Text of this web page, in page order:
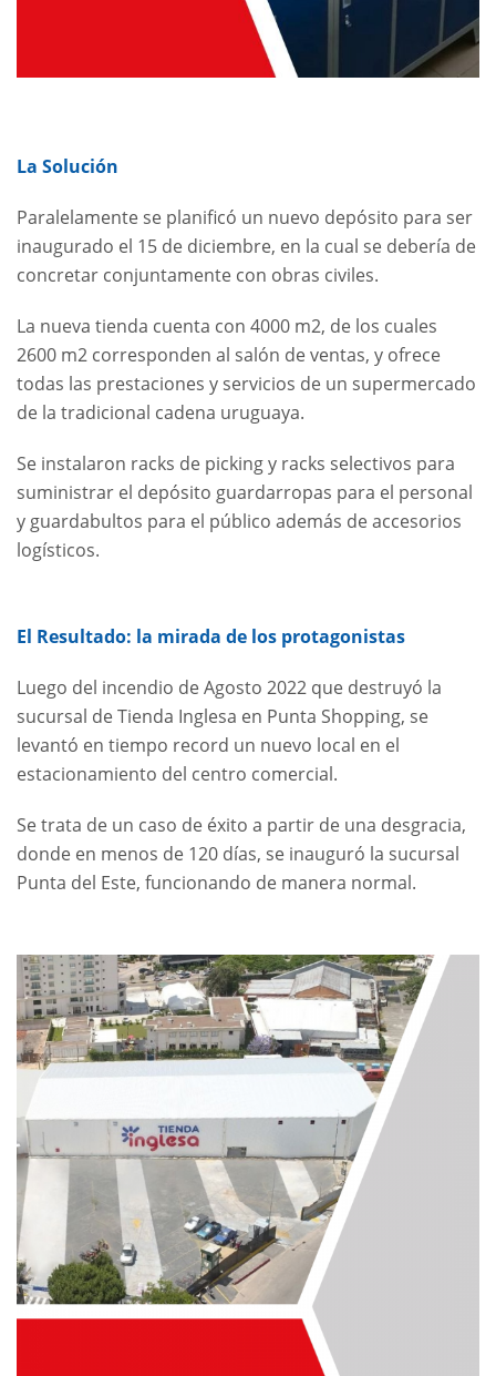
La Solución
Paralelamente se planificó un nuevo depósito para ser
inaugurado el 15 de diciembre, en la cual se debería de
concretar conjuntamente con obras civiles.
La nueva tienda cuenta con 4000 m2, de los cuales
2600 m2 corresponden al salón de ventas, y ofrece
todas las prestaciones y servicios de un supermercado
de la tradicional cadena uruguaya.
Se instalaron racks de picking y racks selectivos para
suministrar el depósito guardarropas para el personal
y guardabultos para el público además de accesorios
logísticos.
El Resultado: la mirada de los protagonistas
Luego del incendio de Agosto 2022 que destruyó la
sucursal de Tienda Inglesa en Punta Shopping, se
levantó en tiempo record un nuevo local en el
estacionamiento del centro comercial.
Se trata de un caso de éxito a partir de una desgracia,
donde en menos de 120 días, se inauguró la sucursal
Punta del Este, funcionando de manera normal.